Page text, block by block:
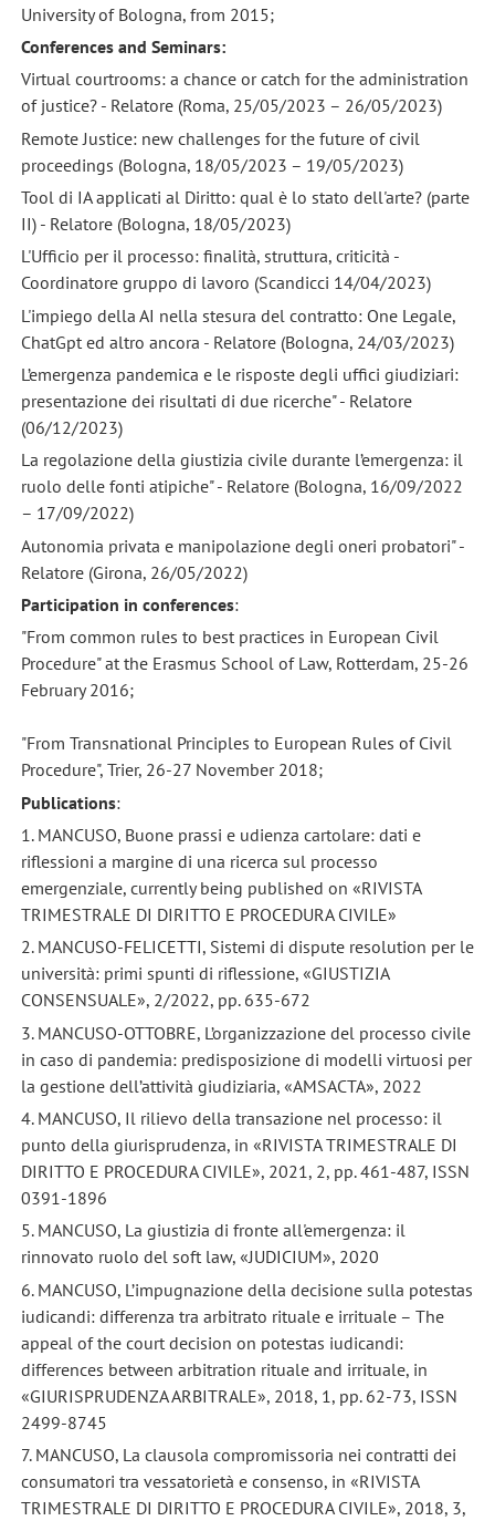
University of Bologna, from 2015;
Conferences and Seminars:
Virtual courtrooms: a chance or catch for the administration
of justice? - Relatore (Roma, 25/05/2023 – 26/05/2023)
Remote Justice: new challenges for the future of civil
proceedings (Bologna, 18/05/2023 – 19/05/2023)
Tool di IA applicati al Diritto: qual è lo stato dell'arte? (parte
II) - Relatore (Bologna, 18/05/2023)
L'Ufficio per il processo: finalità, struttura, criticità -
Coordinatore gruppo di lavoro (Scandicci 14/04/2023)
L'impiego della AI nella stesura del contratto: One Legale,
ChatGpt ed altro ancora - Relatore (Bologna, 24/03/2023)
L’emergenza pandemica e le risposte degli uffici giudiziari:
presentazione dei risultati di due ricerche" - Relatore
(06/12/2023)
La regolazione della giustizia civile durante l’emergenza: il
ruolo delle fonti atipiche" - Relatore (Bologna, 16/09/2022
– 17/09/2022)
Autonomia privata e manipolazione degli oneri probatori" -
Relatore (Girona, 26/05/2022)
Participation in conferences:
"From common rules to best practices in European Civil
Procedure" at the Erasmus School of Law, Rotterdam, 25-26
February 2016;
"From Transnational Principles to European Rules of Civil
Procedure", Trier, 26-27 November 2018;
Publications:
1. MANCUSO, Buone prassi e udienza cartolare: dati e
riflessioni a margine di una ricerca sul processo
emergenziale, currently being published on «RIVISTA
TRIMESTRALE DI DIRITTO E PROCEDURA CIVILE»
2. MANCUSO-FELICETTI, Sistemi di dispute resolution per le
università: primi spunti di riflessione, «GIUSTIZIA
CONSENSUALE», 2/2022, pp. 635-672
3. MANCUSO-OTTOBRE, L’organizzazione del processo civile
in caso di pandemia: predisposizione di modelli virtuosi per
la gestione dell’attività giudiziaria, «AMSACTA», 2022
4. MANCUSO, Il rilievo della transazione nel processo: il
punto della giurisprudenza, in «RIVISTA TRIMESTRALE DI
DIRITTO E PROCEDURA CIVILE», 2021, 2, pp. 461-487, ISSN
0391-1896
5. MANCUSO, La giustizia di fronte all'emergenza: il
rinnovato ruolo del soft law, «JUDICIUM», 2020
6. MANCUSO, L’impugnazione della decisione sulla potestas
iudicandi: differenza tra arbitrato rituale e irrituale – The
appeal of the court decision on potestas iudicandi:
differences between arbitration rituale and irrituale, in
«GIURISPRUDENZA ARBITRALE», 2018, 1, pp. 62-73, ISSN
2499-8745
7. MANCUSO, La clausola compromissoria nei contratti dei
consumatori tra vessatorietà e consenso, in «RIVISTA
TRIMESTRALE DI DIRITTO E PROCEDURA CIVILE», 2018, 3,